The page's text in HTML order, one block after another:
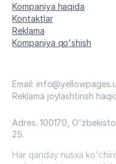
Kompaniya haqida
Kontaktlar
Reklama
Kompaniya qo'shish
Email:
Reklama joylashtirish
Adres: 100170,
25.
Har qanday nusxa